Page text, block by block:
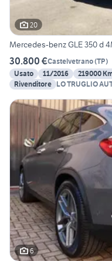
20
Mercedes-benz GLE 350 d
30.800 €Castelvetrano(TP)
Usato
11/2016 219000
Rivenditore LO TRUGLIO
6